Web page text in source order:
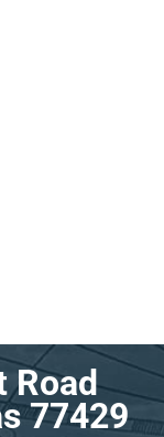
Road
77429